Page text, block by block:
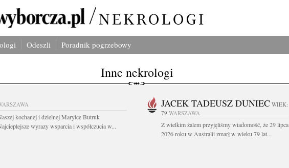
Odeszli Poradnik pogrzebowy
Inne nekrologi
kochanej i dzielnej Marylce Butruk
wyrazy wsparcia i współczucia w...
JACEK TADEUSZ DUNIEC WIEK:
79 WARSZAWA
Z wielkim żalem przyjęliśmy wiadomość, że 29 lipca
2026 roku w Australii zmarł w wieku 79 lat...